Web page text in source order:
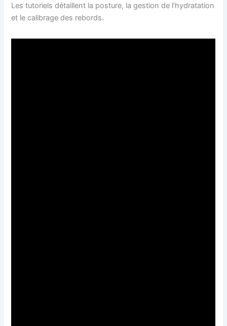
Les tutoriels détaillent la posture, la gestion de l’hydratation
et le calibrage des rebords.